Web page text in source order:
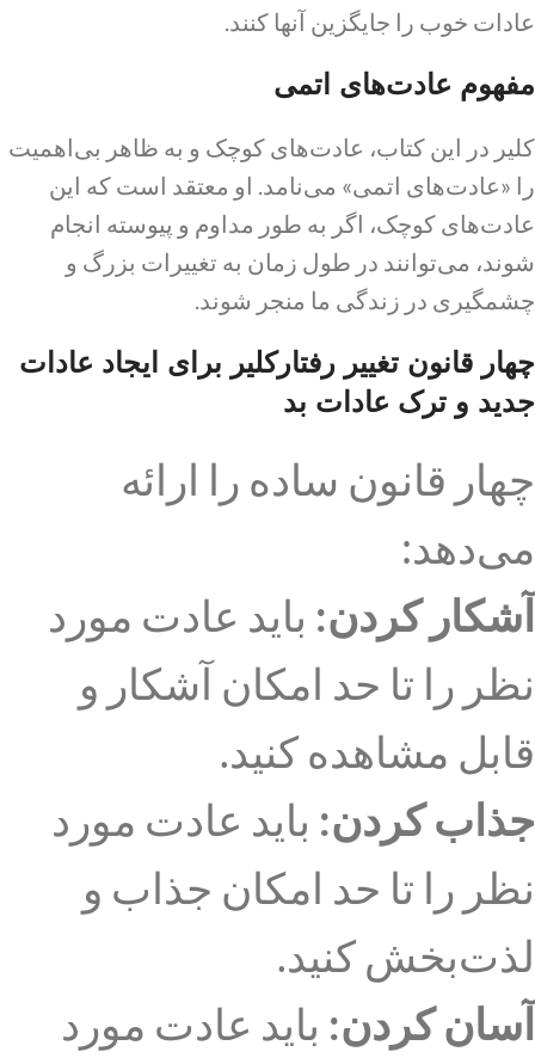
عادات خوب را جایگزین آنها کنند.
مفهوم عادت‌های اتمی
کلیر در این کتاب، عادت‌های کوچک و به ظاهر بی‌اهمیت
را «عادت‌های اتمی» می‌نامد. او معتقد است که این
عادت‌های کوچک، اگر به طور مداوم و پیوسته انجام
شوند، می‌توانند در طول زمان به تغییرات بزرگ و
چشمگیری در زندگی ما منجر شوند.
چهار قانون تغییر رفتارکلیر برای ایجاد عادات
جدید و ترک عادات بد
چهار قانون ساده را ارائه
می‌دهد:
آشکار کردن: باید عادت مورد
نظر را تا حد امکان آشکار و
قابل مشاهده کنید.
جذاب کردن: باید عادت مورد
نظر را تا حد امکان جذاب و
لذت‌بخش کنید.
آسان کردن: باید عادت مورد